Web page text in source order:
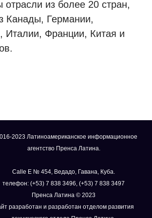
отрасли из более 20 стран,
Канады, Германии,
Италии, Франции, Китая и
2023 Латиноамериканское информационное
агентство Пренса Латина.
Calle E № 454, Ведадо, Гавана, Куба.
телефон: (+53) 7 838 3496, (+53) 7 838 3497
Пренса Латина © 2023
разработан и разработан отделом развития